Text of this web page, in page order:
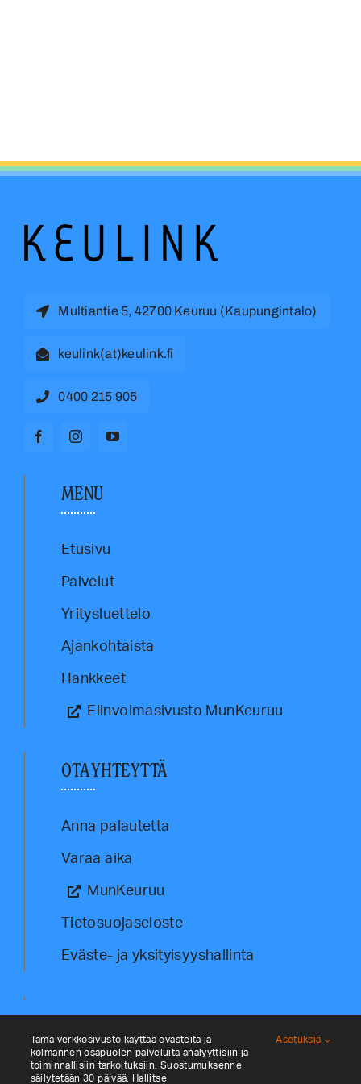
Multiantie 5, 42700 Keuruu (Kaupungintalo)
keulink(at)keulink.fi
0400 215 905
MENU
Etusivu
Palvelut
Yritysluettelo
Ajankohtaista
Hankkeet
Elinvoimasivusto MunKeuruu
OTA YHTEYTTÄ
Anna palautetta
Varaa aika
MunKeuruu
Tietosuojaseloste
Eväste- ja yksityisyyshallinta
Tämä verkkosivusto käyttää evästeitä ja
kolmannen osapuolen palveluita analyyttisiin ja
toiminnallisiin tarkoituksiin. Suostumuksenne
säilytetään 30 päivää. Hallitse
Asetuksia